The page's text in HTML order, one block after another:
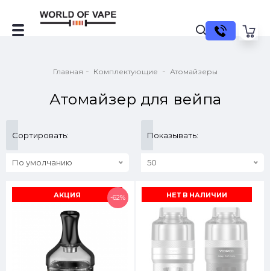
Главная Комплектующие Атомайзеры
Атомайзер для вейпа
Сортировать:
По умолчанию
Показывать:
50
АКЦИЯ -62% НЕТ В НАЛИЧИИ